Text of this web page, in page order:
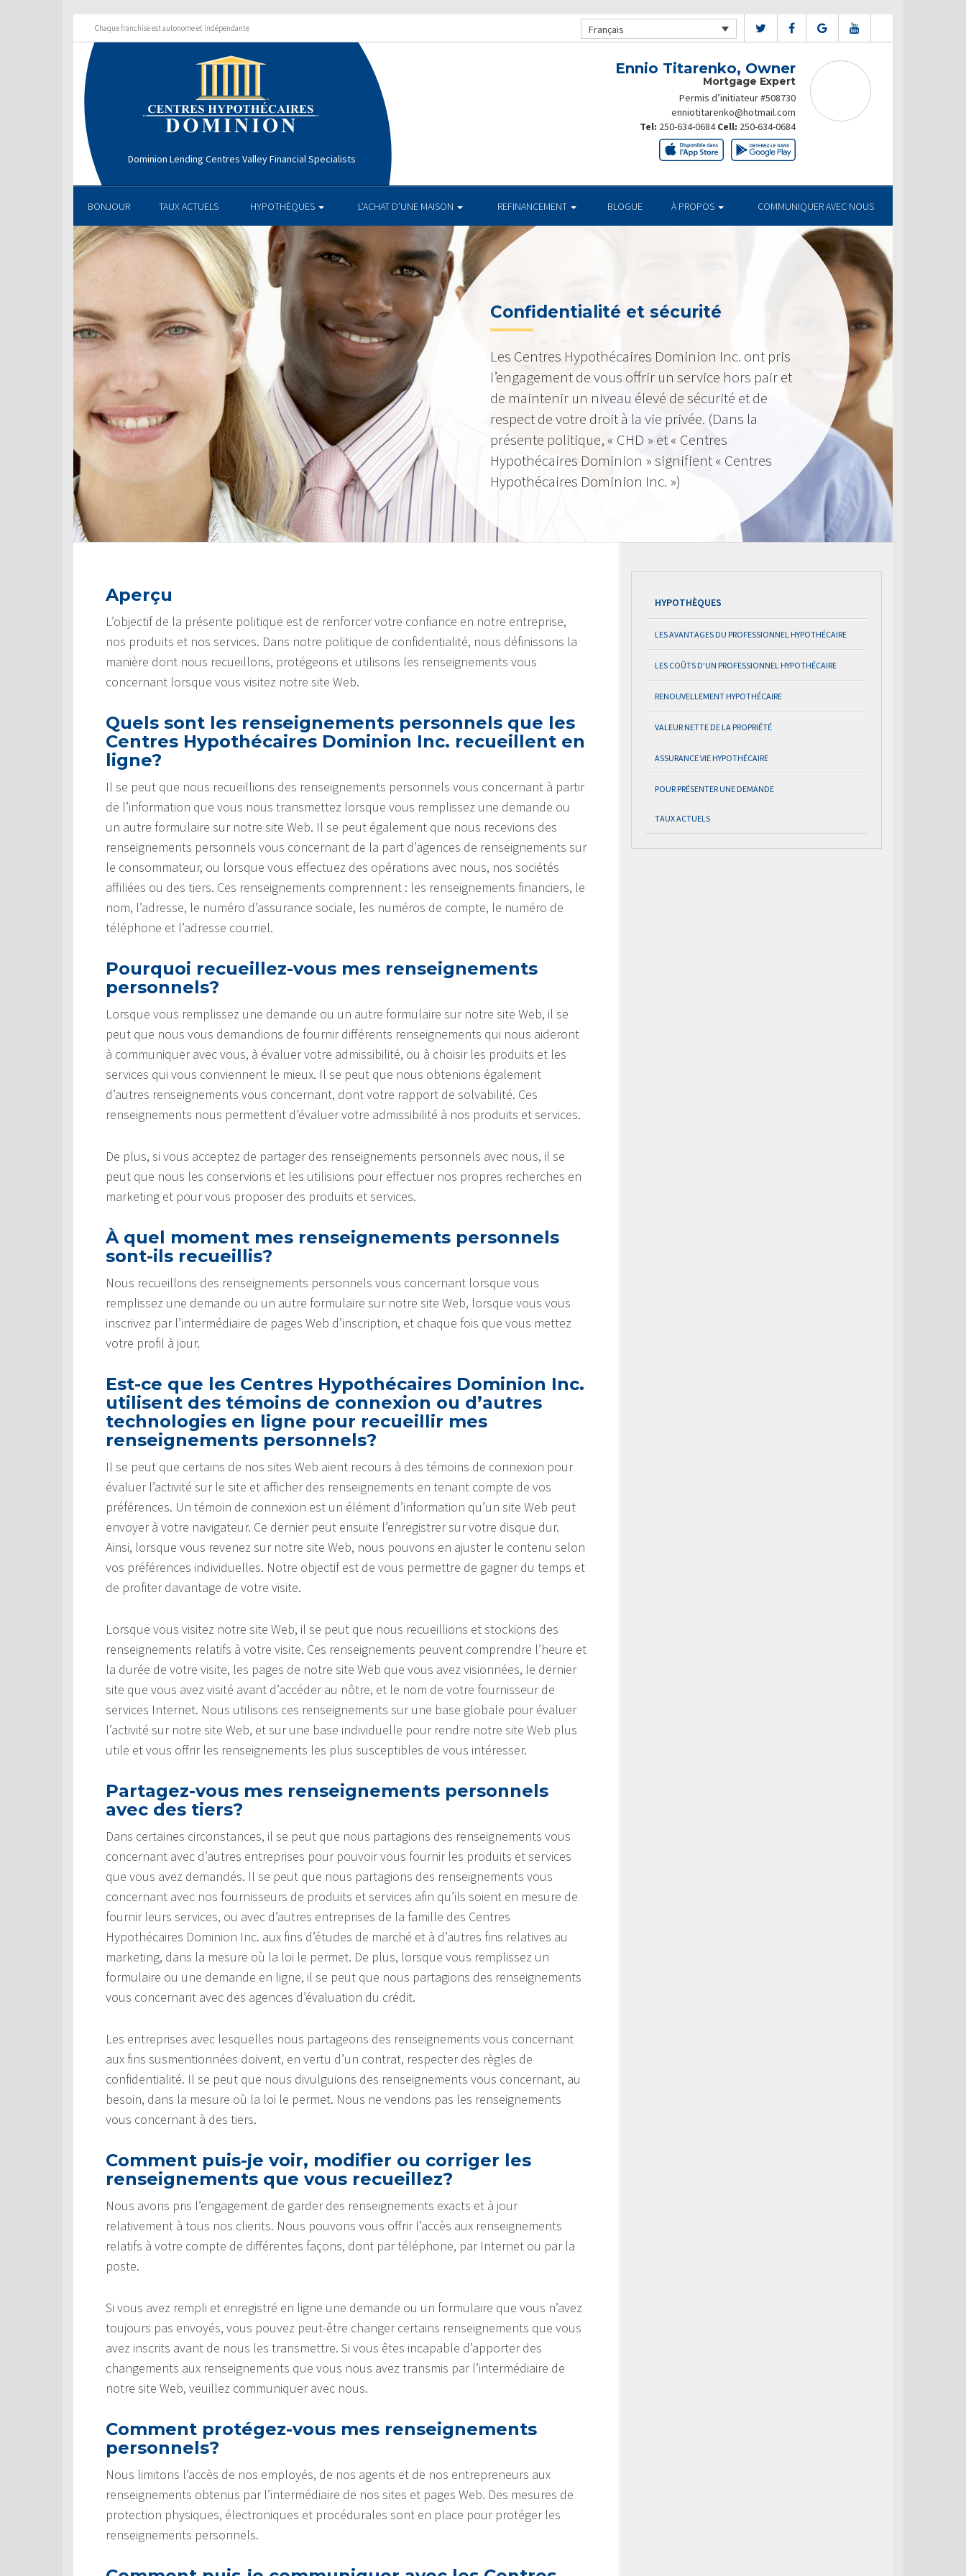
Chaque franchise est autonome et indépendante Français
Dominion Lending Centres Valley Financial Specialists
Ennio Titarenko, Owner
Mortgage Expert
Permis d’initiateur #508730
enniotitarenko@hotmail.com
Tel: 250-634-0684 Cell: 250-634-0684
BONJOUR TAUX ACTUELS HYPOTHÈQUES L’ACHAT D’UNE MAISON REFINANCEMENT BLOGUE À PROPOS COMMUNIQUER AVEC NOUS
Confidentialité et sécurité
Les Centres Hypothécaires Dominion Inc. ont pris
l’engagement de vous offrir un service hors pair et
de maintenir un niveau élevé de sécurité et de
respect de votre droit à la vie privée. (Dans la
présente politique, « CHD » et « Centres
Hypothécaires Dominion » signifient « Centres
Hypothécaires Dominion Inc. »)
Aperçu
L’objectif de la présente politique est de renforcer votre confiance en notre entreprise,
nos produits et nos services. Dans notre politique de confidentialité, nous définissons la
manière dont nous recueillons, protégeons et utilisons les renseignements vous
concernant lorsque vous visitez notre site Web.
Quels sont les renseignements personnels que les
Centres Hypothécaires Dominion Inc. recueillent en
ligne?
Il se peut que nous recueillions des renseignements personnels vous concernant à partir
de l’information que vous nous transmettez lorsque vous remplissez une demande ou
un autre formulaire sur notre site Web. Il se peut également que nous recevions des
renseignements personnels vous concernant de la part d’agences de renseignements sur
le consommateur, ou lorsque vous effectuez des opérations avec nous, nos sociétés
affiliées ou des tiers. Ces renseignements comprennent : les renseignements financiers, le
nom, l’adresse, le numéro d’assurance sociale, les numéros de compte, le numéro de
téléphone et l’adresse courriel.
Pourquoi recueillez-vous mes renseignements
personnels?
Lorsque vous remplissez une demande ou un autre formulaire sur notre site Web, il se
peut que nous vous demandions de fournir différents renseignements qui nous aideront
à communiquer avec vous, à évaluer votre admissibilité, ou à choisir les produits et les
services qui vous conviennent le mieux. Il se peut que nous obtenions également
d’autres renseignements vous concernant, dont votre rapport de solvabilité. Ces
renseignements nous permettent d’évaluer votre admissibilité à nos produits et services.
De plus, si vous acceptez de partager des renseignements personnels avec nous, il se
peut que nous les conservions et les utilisions pour effectuer nos propres recherches en
marketing et pour vous proposer des produits et services.
À quel moment mes renseignements personnels
sont-ils recueillis?
Nous recueillons des renseignements personnels vous concernant lorsque vous
remplissez une demande ou un autre formulaire sur notre site Web, lorsque vous vous
inscrivez par l’intermédiaire de pages Web d’inscription, et chaque fois que vous mettez
votre profil à jour.
Est-ce que les Centres Hypothécaires Dominion Inc.
utilisent des témoins de connexion ou d’autres
technologies en ligne pour recueillir mes
renseignements personnels?
Il se peut que certains de nos sites Web aient recours à des témoins de connexion pour
évaluer l’activité sur le site et afficher des renseignements en tenant compte de vos
préférences. Un témoin de connexion est un élément d’information qu’un site Web peut
envoyer à votre navigateur. Ce dernier peut ensuite l’enregistrer sur votre disque dur.
Ainsi, lorsque vous revenez sur notre site Web, nous pouvons en ajuster le contenu selon
vos préférences individuelles. Notre objectif est de vous permettre de gagner du temps et
de profiter davantage de votre visite.
Lorsque vous visitez notre site Web, il se peut que nous recueillions et stockions des
renseignements relatifs à votre visite. Ces renseignements peuvent comprendre l’heure et
la durée de votre visite, les pages de notre site Web que vous avez visionnées, le dernier
site que vous avez visité avant d’accéder au nôtre, et le nom de votre fournisseur de
services Internet. Nous utilisons ces renseignements sur une base globale pour évaluer
l’activité sur notre site Web, et sur une base individuelle pour rendre notre site Web plus
utile et vous offrir les renseignements les plus susceptibles de vous intéresser.
Partagez-vous mes renseignements personnels
avec des tiers?
Dans certaines circonstances, il se peut que nous partagions des renseignements vous
concernant avec d’autres entreprises pour pouvoir vous fournir les produits et services
que vous avez demandés. Il se peut que nous partagions des renseignements vous
concernant avec nos fournisseurs de produits et services afin qu’ils soient en mesure de
fournir leurs services, ou avec d’autres entreprises de la famille des Centres
Hypothécaires Dominion Inc. aux fins d’études de marché et à d’autres fins relatives au
marketing, dans la mesure où la loi le permet. De plus, lorsque vous remplissez un
formulaire ou une demande en ligne, il se peut que nous partagions des renseignements
vous concernant avec des agences d’évaluation du crédit.
Les entreprises avec lesquelles nous partageons des renseignements vous concernant
aux fins susmentionnées doivent, en vertu d’un contrat, respecter des règles de
confidentialité. Il se peut que nous divulguions des renseignements vous concernant, au
besoin, dans la mesure où la loi le permet. Nous ne vendons pas les renseignements
vous concernant à des tiers.
Comment puis-je voir, modifier ou corriger les
renseignements que vous recueillez?
Nous avons pris l’engagement de garder des renseignements exacts et à jour
relativement à tous nos clients. Nous pouvons vous offrir l’accès aux renseignements
relatifs à votre compte de différentes façons, dont par téléphone, par Internet ou par la
poste.
Si vous avez rempli et enregistré en ligne une demande ou un formulaire que vous n’avez
toujours pas envoyés, vous pouvez peut-être changer certains renseignements que vous
avez inscrits avant de nous les transmettre. Si vous êtes incapable d’apporter des
changements aux renseignements que vous nous avez transmis par l’intermédiaire de
notre site Web, veuillez communiquer avec nous.
Comment protégez-vous mes renseignements
personnels?
Nous limitons l’accès de nos employés, de nos agents et de nos entrepreneurs aux
renseignements obtenus par l’intermédiaire de nos sites et pages Web. Des mesures de
protection physiques, électroniques et procédurales sont en place pour protéger les
renseignements personnels.
HYPOTHÈQUES
LES AVANTAGES DU PROFESSIONNEL HYPOTHÉCAIRE
LES COÛTS D’UN PROFESSIONNEL HYPOTHÉCAIRE
RENOUVELLEMENT HYPOTHÉCAIRE
VALEUR NETTE DE LA PROPRIÉTÉ
ASSURANCE VIE HYPOTHÉCAIRE
POUR PRÉSENTER UNE DEMANDE
TAUX ACTUELS